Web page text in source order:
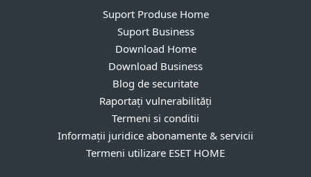
Suport Produse Home
Suport Business
Download Home
Download Business
Blog de securitate
Raportați vulnerabilități
Termeni si conditii
Informații juridice abonamente & servicii
Termeni utilizare ESET HOME